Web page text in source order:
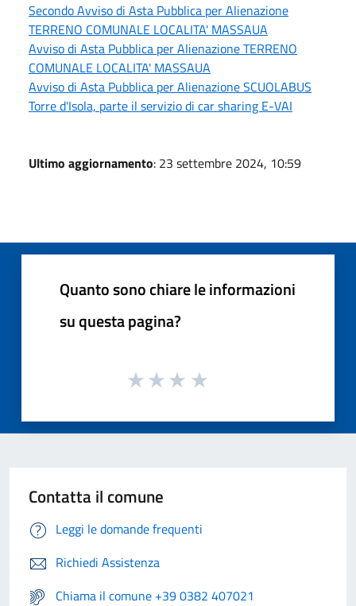
Secondo Avviso di Asta Pubblica per Alienazione
TERRENO COMUNALE LOCALITA' MASSAUA
Avviso di Asta Pubblica per Alienazione TERRENO
COMUNALE LOCALITA' MASSAUA
Avviso di Asta Pubblica per Alienazione SCUOLABUS
Torre d'Isola, parte il servizio di car sharing E-VAI
Ultimo aggiornamento: 23 settembre 2024, 10:59
Quanto sono chiare le informazioni
su questa pagina?
Contatta il comune
Leggi le domande frequenti
Richiedi Assistenza
Chiama il comune +39 0382 407021